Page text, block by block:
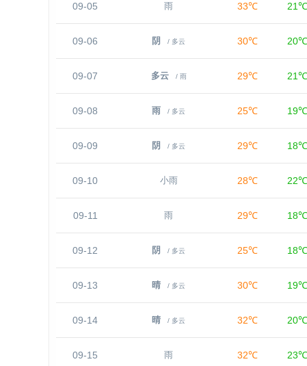
09-05 雨 33℃ 21℃
09-06 阴 / 多云 30℃ 20℃
09-07 多云 / 雨 29℃ 21℃
09-08 雨 / 多云 25℃ 19℃
09-09 阴 / 多云 29℃ 18℃
09-10 小雨 28℃ 22℃
09-11 雨 29℃ 18℃
09-12 阴 / 多云 25℃ 18℃
09-13 晴 / 多云 30℃ 19℃
09-14 晴 / 多云 32℃ 20℃
09-15 雨 32℃ 23℃